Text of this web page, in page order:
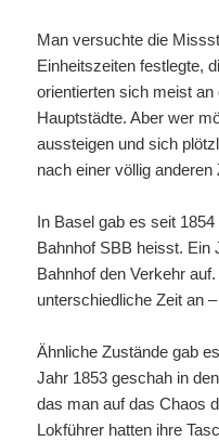
Man versuchte die
Einheitszeiten festlegte,
orientierten sich meist
Hauptstädte. Aber wer
aussteigen und sich
nach einer völlig anderen
In Basel gab es seit
Bahnhof SBB heisst. Ein
Bahnhof den Verkehr
unterschiedliche Zeit an
Ähnliche Zustände gab
Jahr 1853 geschah in
das man auf das Chaos
Lokführer hatten ihre